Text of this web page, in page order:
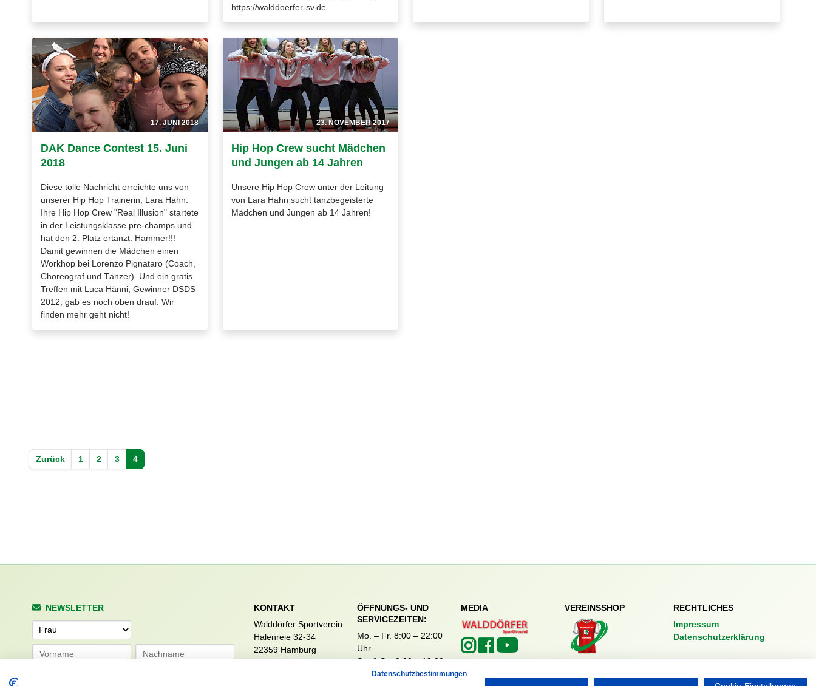
https://walddoerfer-sv.de.
17. JUNI 2018
DAK Dance Contest 15. Juni
2018
Diese tolle Nachricht erreichte uns von
unserer Hip Hop Trainerin, Lara Hahn:
Ihre Hip Hop Crew "Real Illusion" startete
in der Leistungsklasse pre-champs und
hat den 2. Platz ertanzt. Hammer!!!
Damit gewinnen die Mädchen einen
Workhop bei Lorenzo Pignataro (Coach,
Choreograf und Tänzer). Und ein gratis
Treffen mit Luca Hänni, Gewinner DSDS
2012, gab es noch oben drauf. Wir
finden mehr geht nicht!
23. NOVEMBER 2017
Hip Hop Crew sucht Mädchen
und Jungen ab 14 Jahren
Unsere Hip Hop Crew unter der Leitung
von Lara Hahn sucht tanzbegeisterte
Mädchen und Jungen ab 14 Jahren!
Zurück 1 2 3 4
NEWSLETTER
Anrede
KONTAKT
Walddörfer Sportverein
Halenreie 32-34
22359 Hamburg
ÖFFNUNGS- UND
SERVICEZEITEN:
Mo. – Fr. 8:00 – 22:00
Uhr
Sa. & So. 9:00 – 19:00
MEDIA VEREINSSHOP
RECHTLICHES
Impressum
Datenschutzerklärung
Datenschutzbestimmungen